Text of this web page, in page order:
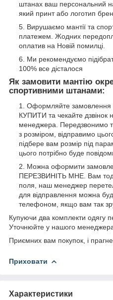
штанах ваш персональний
який принт або логотип
Вирушаємо мантії та
платежем. Жодних
оплатив на Новій помилці.
Ми рекомендуємо
100% все дісталося
Як замовити мантію
спортивними штанами:
Оформляйте замовлення
КУПИТИ та чекайте дзвінок
менеджера. Передзвонимо
з розміром, відправимо
підбере вам розмір під
цього потрібно буде
Можна оформити
ПЕРЕЗВИНІТЬ МНЕ. Вам
поля, наш менеджер
для відправлення можна
телефоном, якщо вам так
Купуючи два комплекти одягу
Уточнюйте у нашого
Приємних вам покупок, і
Приховати
Характеристики